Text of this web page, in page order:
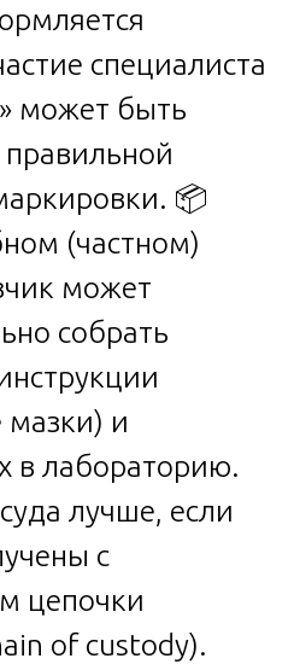
специалиста
может быть
📦
(частном)
может
собрать
мазки) и
в лабораторию.
лучше, если
с
цепочки
of custody).